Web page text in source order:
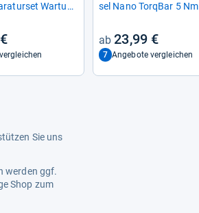
War­tung
sel Nano Tor­q­Bar 5 Nm
23,99 €
7 Angebote vergleichen
Sie uns
werden ggf.
Shop zum